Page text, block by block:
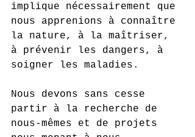
implique nécessairement que
nous apprenions à connaître
la nature, à la maîtriser,
à prévenir les dangers, à
soigner les maladies.
Nous devons sans cesse
partir à la recherche de
nous-mêmes et de projets